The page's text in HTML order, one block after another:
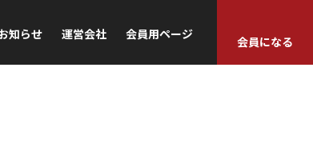
知らせ 運営会社 会員用ページ
会員になる